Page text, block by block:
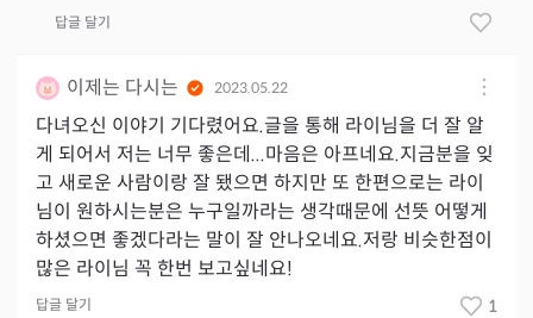
답글 달기
이제는 다시는 2023.05.22
다녀오신 이야기 기다렸어요.글을 통해 라이님을 더 잘 알
게 되어서 저는 너무 좋은데...마음은 아프네요.지금분을 잊
고 새로운 사람이랑 잘 됐으면 하지만 또 한편으로는 라이
님이 원하시는분은 누구일까라는 생각때문에 선뜻 어떻게
하셨으면 좋겠다라는 말이 잘 안나오네요.저랑 비슷한점이
많은 라이님 꼭 한번 보고싶네요!
답글 달기 1